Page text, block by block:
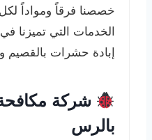
خصصنا فرقاً ومواداً
الخدمات التي تميزنا
إبادة حشرات بالقصيم
شركة
بالرس